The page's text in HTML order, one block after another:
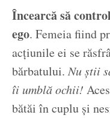
Încearcă să
ego. Femeia fiind
acțiunile ei se
bărbatului.Nu știi
îi umblă ochii!
bătăi în cuplu și